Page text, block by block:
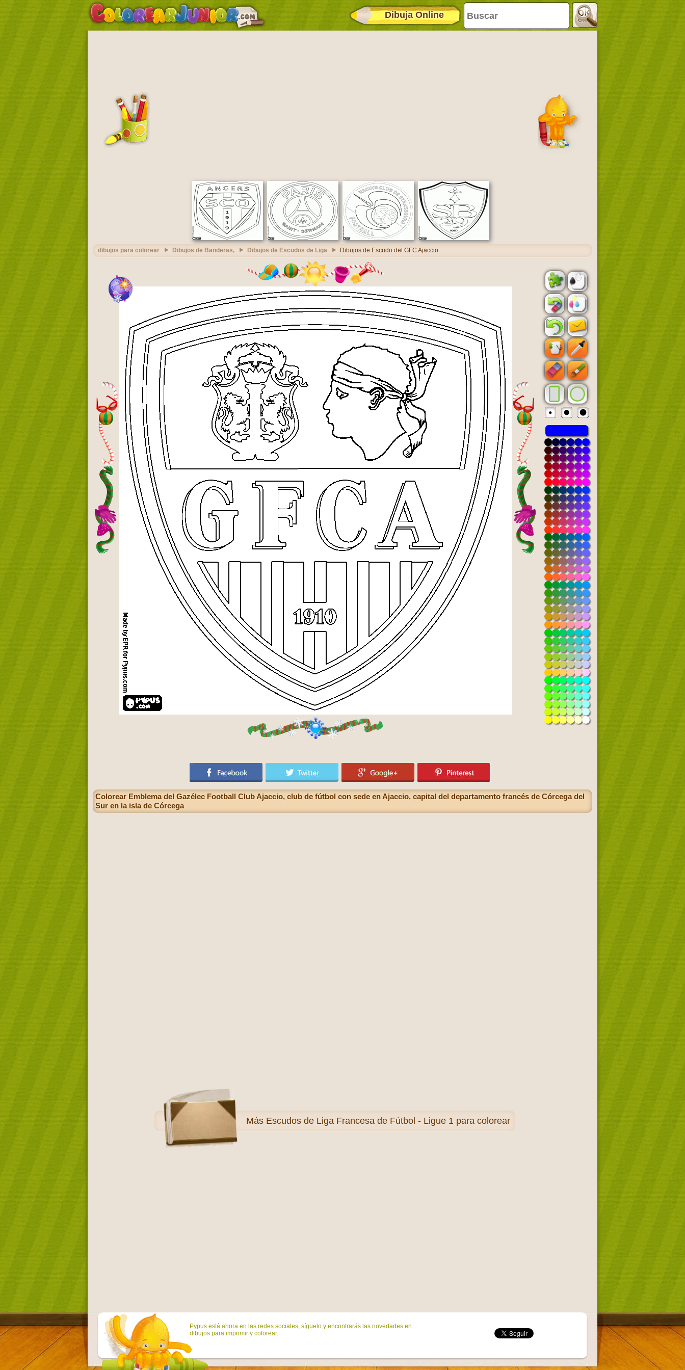
Dibuja Online
dibujos para colorear Dibujos de Banderas, Dibujos de Escudos de Liga Dibujos de Escudo del GFC Ajaccio
Colorear Emblema del Gazélec Football Club Ajaccio, club de fútbol con sede en Ajaccio, capital del departamento francés de Córcega del
Sur en la isla de Córcega
Más Escudos de Liga Francesa de Fútbol - Ligue 1 para colorear
Pypus está ahora en las redes sociales, síguelo y encontrarás las novedades en
dibujos para imprimir y colorear.